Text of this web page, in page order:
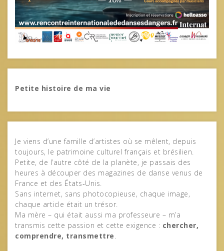
Petite histoire de ma vie
Je viens d’une famille d’artistes où se mêlent, depuis
toujours, le patrimoine culturel français et brésilien.
Petite, de l’autre côté de la planète, je passais des
heures à découper des magazines de danse venus de
France et des États‑Unis.
Sans internet, sans photocopieuse, chaque image,
chaque article était un trésor.
Ma mère – qui était aussi ma professeure – m’a
transmis cette passion et cette exigence : chercher,
comprendre, transmettre.